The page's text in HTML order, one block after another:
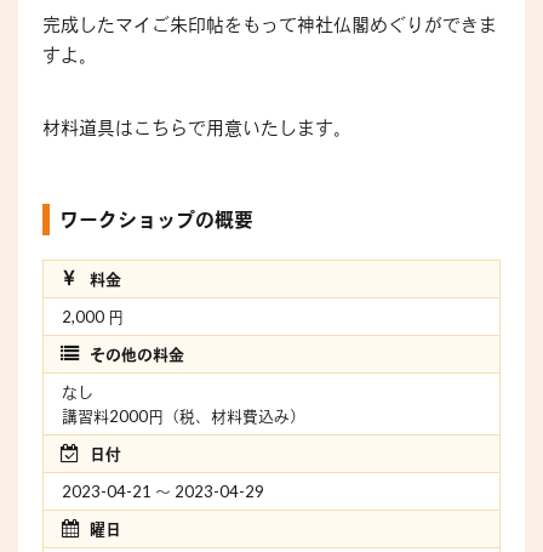
完成したマイご朱印帖をもって神社仏閣めぐりができま
すよ。
材料道具はこちらで用意いたします。
ワークショップの概要
料金
2,000 円
その他の料金
なし
講習料2000円（税、材料費込み）
日付
2023-04-21 〜 2023-04-29
曜日